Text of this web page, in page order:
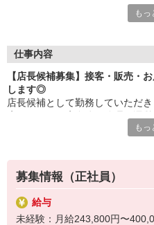
復帰後の時短勤務など生活環境
【ライブラリースペース（会社
様々な分野の本を常備！ショッ
【1シーズン1〜2コーデ分支給
■安定経営！続々新店OPEN
■半月前に翌月のシフト完成
■入社特典有※配属による
■50％の社員割引・制服無料支給
もっ
仕事内容
【店長候補募集】接客・販売・
します◎
店長候補として勤務していただき
スタッフの教育や予算・売上管
心ください！
＼オンライン会社説明会を実施し
7/30（木）13：00 ／ 8/7（金
もっ
募集情報（正社員）
給与
未経験：月給243,800円〜